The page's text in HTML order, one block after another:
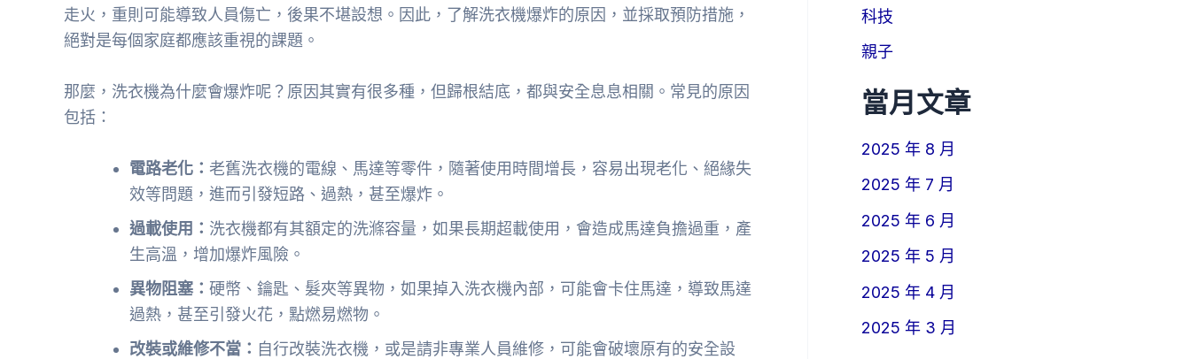
走火，重則可能導致人員傷亡，後果不堪設想。因此，了解洗衣機爆炸的原因，並採取預防措施，
絕對是每個家庭都應該重視的課題。
那麼，洗衣機為什麼會爆炸呢？原因其實有很多種，但歸根結底，都與安全息息相關。常見的原因
包括：
電路老化： 老舊洗衣機的電線、馬達等零件，隨著使用時間增長，容易出現老化、絕緣失
效等問題，進而引發短路、過熱，甚至爆炸。
過載使用： 洗衣機都有其額定的洗滌容量，如果長期超載使用，會造成馬達負擔過重，產
生高溫，增加爆炸風險。
異物阻塞： 硬幣、鑰匙、髮夾等異物，如果掉入洗衣機內部，可能會卡住馬達，導致馬達
過熱，甚至引發火花，點燃易燃物。
改裝或維修不當： 自行改裝洗衣機，或是請非專業人員維修，可能會破壞原有的安全設
科技
親子
當月文章
2025 年 8 月
2025 年 7 月
2025 年 6 月
2025 年 5 月
2025 年 4 月
2025 年 3 月